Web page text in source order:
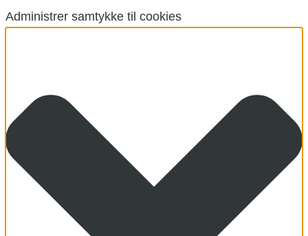
Administrer samtykke til cookies